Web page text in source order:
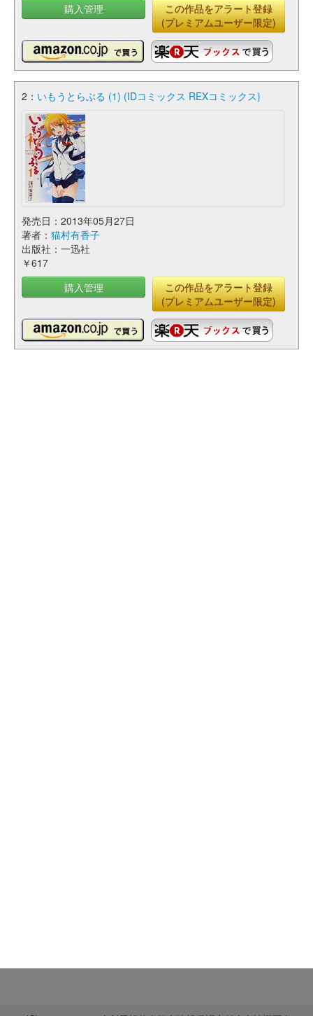
購入管理
この作品をアラート登録
(プレミアムユーザー限定)
2： いもうとらぶる (1) (IDコミックス REXコミックス)
発売日：2013年05月27日
著者： 猫村有香子
出版社：一迅社
￥617
購入管理
この作品をアラート登録
(プレミアムユーザー限定)